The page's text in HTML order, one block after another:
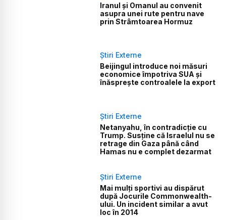
Iranul și Omanul au convenit
asupra unei rute pentru nave
prin Strâmtoarea Hormuz
Știri Externe
Beijingul introduce noi măsuri
economice împotriva SUA și
înăsprește controalele la export
Știri Externe
Netanyahu, în contradicție cu
Trump. Susține că Israelul nu se
retrage din Gaza până când
Hamas nu e complet dezarmat
Știri Externe
Mai mulți sportivi au dispărut
după Jocurile Commonwealth-
ului. Un incident similar a avut
loc în 2014